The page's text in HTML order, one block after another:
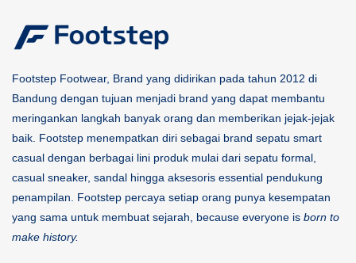
Footstep Footwear, Brand yang didirikan pada tahun 2012 di
Bandung dengan tujuan menjadi brand yang dapat membantu
meringankan langkah banyak orang dan memberikan jejak-jejak
baik. Footstep menempatkan diri sebagai brand sepatu smart
casual dengan berbagai lini produk mulai dari sepatu formal,
casual sneaker, sandal hingga aksesoris essential pendukung
penampilan. Footstep percaya setiap orang punya kesempatan
yang sama untuk membuat sejarah, because everyone is born to
make history.